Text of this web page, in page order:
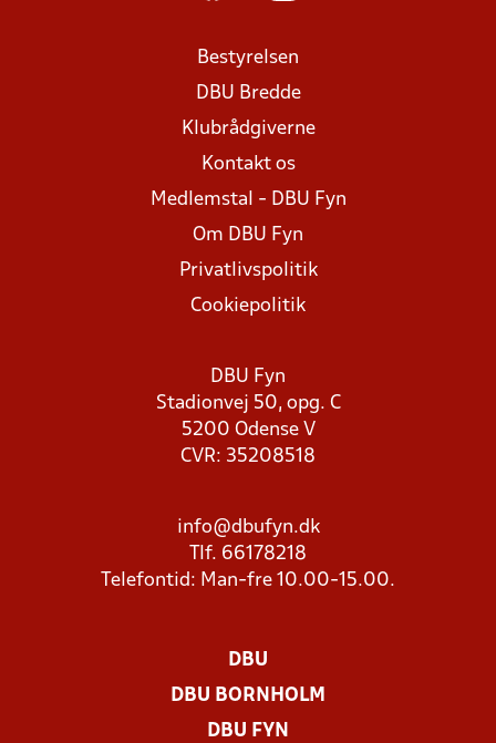
Bestyrelsen
DBU Bredde
Klubrådgiverne
Kontakt os
Medlemstal - DBU Fyn
Om DBU Fyn
Privatlivspolitik
Cookiepolitik
DBU Fyn
Stadionvej 50, opg. C
5200 Odense V
CVR: 35208518
info@dbufyn.dk
Tlf. 66178218
Telefontid: Man-fre 10.00-15.00.
DBU
DBU BORNHOLM
DBU FYN